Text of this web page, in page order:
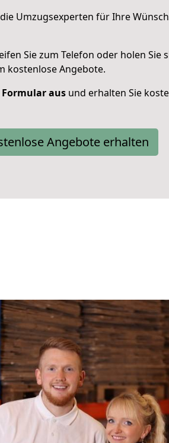
Umzugsexperten für Ihre
Sie zum Telefon oder holen Sie
kostenlose Angebote.
Formular aus und erhalten Sie
Angebote erhalten